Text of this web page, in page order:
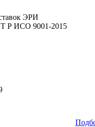
ЭРИ
Р ИСО 9001-2015